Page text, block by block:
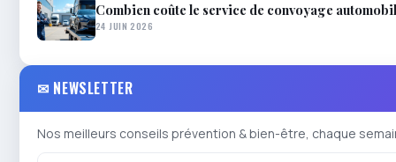
Combien coûte le service de convoyage
24 JUIN 2026
✉ NEWSLETTER
Nos meilleurs conseils prévention & bien-être, chaque